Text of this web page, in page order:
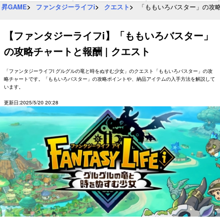
昇GAME ファンタジーライフi クエスト 「ももいろバスター」の
【ファンタジーライフi】「ももいろバスター」
の攻略チャートと報酬 | クエスト
「ファンタジーライフi グルグルの竜と時をぬすむ少女」のクエスト「ももいろバスター」の攻
略チャートです。「ももいろバスター」の攻略ポイントや、納品アイテムの入手方法を解説して
います。
更新日:2025/5/20 20:28